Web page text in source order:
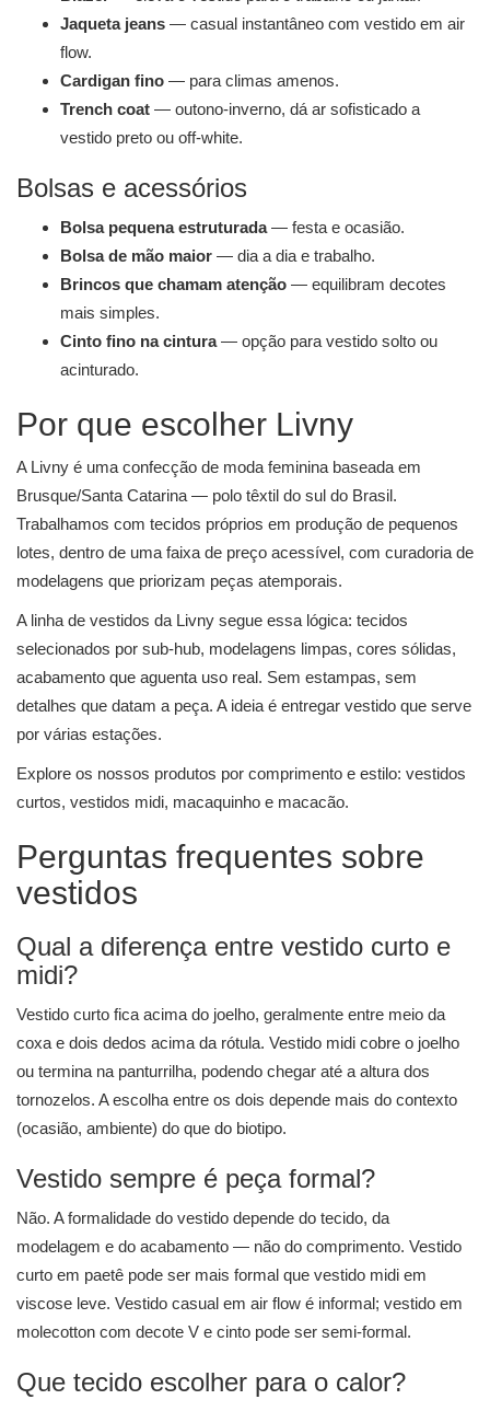
Jaqueta jeans — casual instantâneo com vestido em air
flow.
Cardigan fino — para climas amenos.
Trench coat — outono-inverno, dá ar sofisticado a
vestido preto ou off-white.
Bolsas e acessórios
Bolsa pequena estruturada— festa e ocasião.
Bolsa de mão maior — dia a dia e trabalho.
Brincos que chamam atenção — equilibram decotes
mais simples.
Cinto fino na cintura— opção para vestido solto ou
acinturado.
Por que escolher Livny
A Livny é uma confecção de moda feminina baseada em
Brusque/Santa Catarina — polo têxtil do sul do Brasil.
Trabalhamos com tecidos próprios em produção de pequenos
lotes, dentro de uma faixa de preço acessível, com curadoria de
modelagens que priorizam peças atemporais.
A linha de vestidos da Livny segue essa lógica: tecidos
selecionados por sub-hub, modelagens limpas, cores sólidas,
acabamento que aguenta uso real. Sem estampas, sem
detalhes que datam a peça. A ideia é entregar vestido que serve
por várias estações.
Explore os nossos produtos por comprimento e estilo: vestidos
curtos, vestidos midi, macaquinho e macacão.
Perguntas frequentes sobre
vestidos
Qual a diferença entre vestido curto e
midi?
Vestido curto fica acima do joelho, geralmente entre meio da
coxa e dois dedos acima da rótula. Vestido midi cobre o joelho
ou termina na panturrilha, podendo chegar até a altura dos
tornozelos. A escolha entre os dois depende mais do contexto
(ocasião, ambiente) do que do biotipo.
Vestido sempre é peça formal?
Não. A formalidade do vestido depende do tecido, da
modelagem e do acabamento — não do comprimento. Vestido
curto em paetê pode ser mais formal que vestido midi em
viscose leve. Vestido casual em air flow é informal; vestido em
molecotton com decote V e cinto pode ser semi-formal.
Que tecido escolher para o calor?